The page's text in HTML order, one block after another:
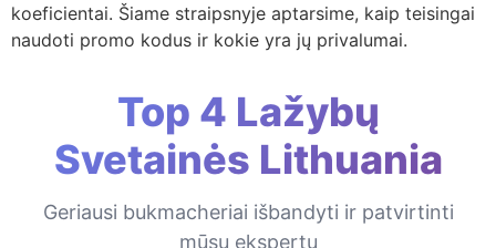
koeficientai. Šiame straipsnyje aptarsime, kaip teisingai
naudoti promo kodus ir kokie yra jų privalumai.
Top 4 Lažybų
Svetainės Lithuania
Geriausi bukmacheriai išbandyti ir patvirtinti
mūsų ekspertų